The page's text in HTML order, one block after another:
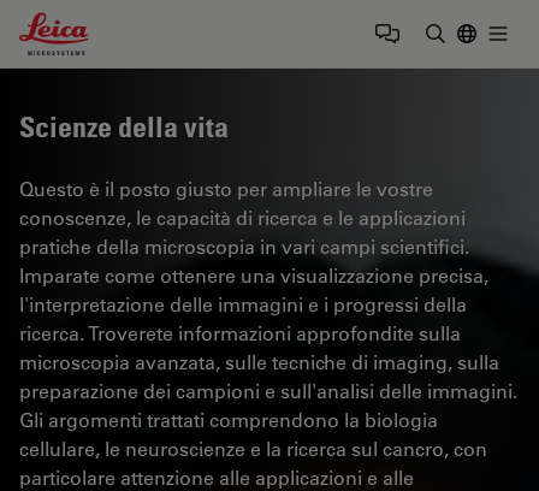
Leica Microsystems Logo
Scienze della vita
Questo è il posto giusto per ampliare le vostre
conoscenze, le capacità di ricerca e le applicazioni
pratiche della microscopia in vari campi scientifici.
Imparate come ottenere una visualizzazione precisa,
l'interpretazione delle immagini e i progressi della
ricerca. Troverete informazioni approfondite sulla
microscopia avanzata, sulle tecniche di imaging, sulla
preparazione dei campioni e sull'analisi delle immagini.
Gli argomenti trattati comprendono la biologia
cellulare, le neuroscienze e la ricerca sul cancro, con
particolare attenzione alle applicazioni e alle